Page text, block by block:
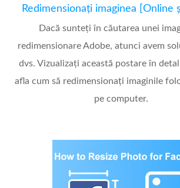
Redimensionați imaginea [Online
Dacă sunteți în căutarea unei
redimensionare Adobe, atunci avem
dvs. Vizualizați această postare în
afla cum să redimensionați imaginile
pe computer.